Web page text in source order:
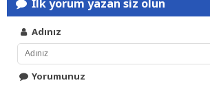
İlk yorum yazan siz olun
Adınız
Yorumunuz